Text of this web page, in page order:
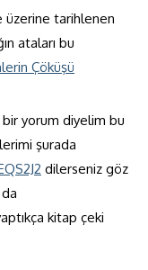
üzerine tarihlenen
ataları bu
Çöküşü
bir yorum diyelim bu
şurada
dilerseniz göz
kitap çeki